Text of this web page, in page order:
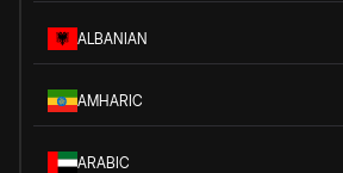
ALBANIAN
AMHARIC
ARABIC